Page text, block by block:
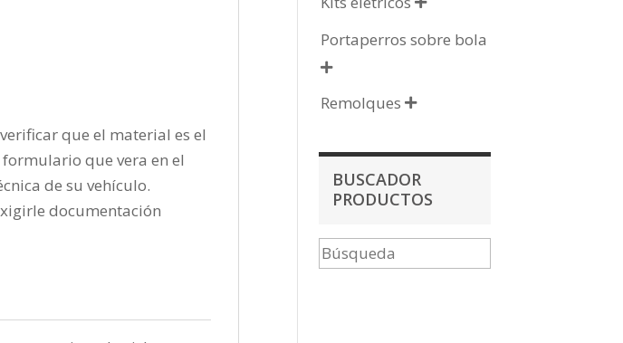
que el material es el
que vera en el
de su vehículo.
documentación
Portaperros sobre bola

Remolques 
BUSCADOR
PRODUCTOS